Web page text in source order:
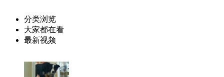
分类浏览
大家都在看
最新视频